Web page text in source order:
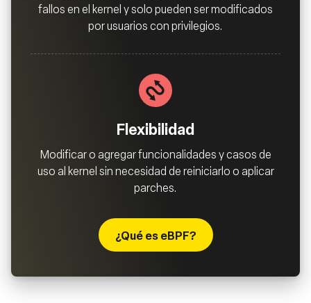
fallos en el kernel y solo pueden ser modificados
por usuarios con privilegios.
Flexibilidad
Modificar o agregar funcionalidades y casos de
uso al kernel sin necesidad de reiniciarlo o aplicar
parches.
¿Qué es eBPF?